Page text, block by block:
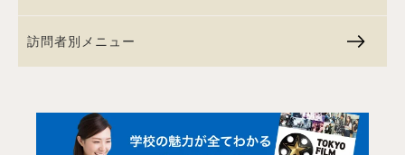
訪問者別メニュー